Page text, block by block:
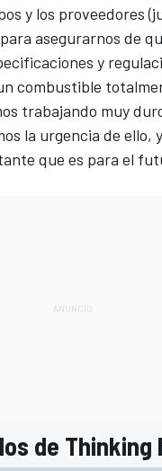
y los proveedores
asegurarnos de
y
combustible
trabajando muy
la urgencia de ello,
que es para el
de Thinking